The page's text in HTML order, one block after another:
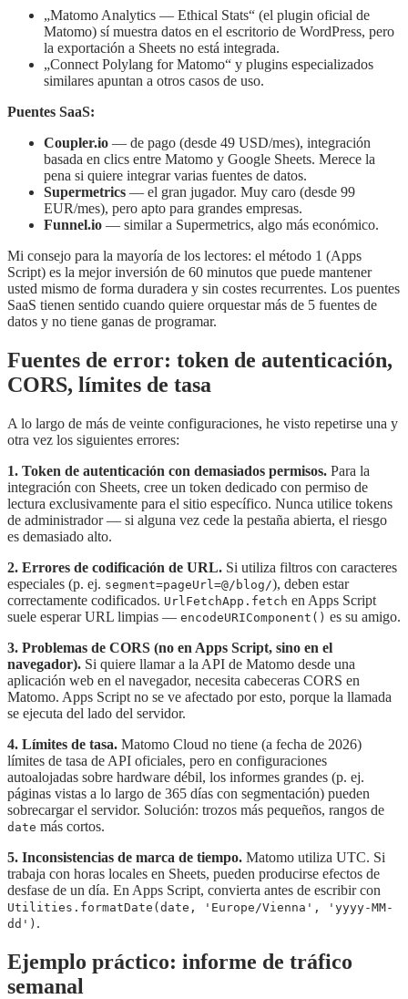
„Matomo Analytics — Ethical Stats“ (el plugin oficial de
Matomo) sí muestra datos en el escritorio de WordPress, pero
la exportación a Sheets no está integrada.
„Connect Polylang for Matomo“ y plugins especializados
similares apuntan a otros casos de uso.
Puentes SaaS:
Coupler.io — de pago (desde 49 USD/mes), integración
basada en clics entre Matomo y Google Sheets. Merece la
pena si quiere integrar varias fuentes de datos.
Supermetrics — el gran jugador. Muy caro (desde 99
EUR/mes), pero apto para grandes empresas.
Funnel.io — similar a Supermetrics, algo más económico.
Mi consejo para la mayoría de los lectores: el método 1 (Apps
Script) es la mejor inversión de 60 minutos que puede mantener
usted mismo de forma duradera y sin costes recurrentes. Los puentes
SaaS tienen sentido cuando quiere orquestar más de 5 fuentes de
datos y no tiene ganas de programar.
Fuentes de error: token de autenticación,
CORS, límites de tasa
A lo largo de más de veinte configuraciones, he visto repetirse una y
otra vez los siguientes errores:
1. Token de autenticación con demasiados permisos. Para la
integración con Sheets, cree un token dedicado con permiso de
lectura exclusivamente para el sitio específico. Nunca utilice tokens
de administrador — si alguna vez cede la pestaña abierta, el riesgo
es demasiado alto.
2. Errores de codificación de URL. Si utiliza filtros con caracteres
especiales (p. ej. segment=pageUrl=@/blog/), deben estar
correctamente codificados. UrlFetchApp.fetch en Apps Script
suele esperar URL limpias — encodeURIComponent() es su amigo.
3. Problemas de CORS (no en Apps Script, sino en el
navegador). Si quiere llamar a la API de Matomo desde una
aplicación web en el navegador, necesita cabeceras CORS en
Matomo. Apps Script no se ve afectado por esto, porque la llamada
se ejecuta del lado del servidor.
4. Límites de tasa. Matomo Cloud no tiene (a fecha de 2026)
límites de tasa de API oficiales, pero en configuraciones
autoalojadas sobre hardware débil, los informes grandes (p. ej.
páginas vistas a lo largo de 365 días con segmentación) pueden
sobrecargar el servidor. Solución: trozos más pequeños, rangos de
date más cortos.
5. Inconsistencias de marca de tiempo. Matomo utiliza UTC. Si
trabaja con horas locales en Sheets, pueden producirse efectos de
desfase de un día. En Apps Script, convierta antes de escribir con
Utilities.formatDate(date, 'Europe/Vienna', 'yyyy-MM-
dd') .
Ejemplo práctico: informe de tráfico
semanal